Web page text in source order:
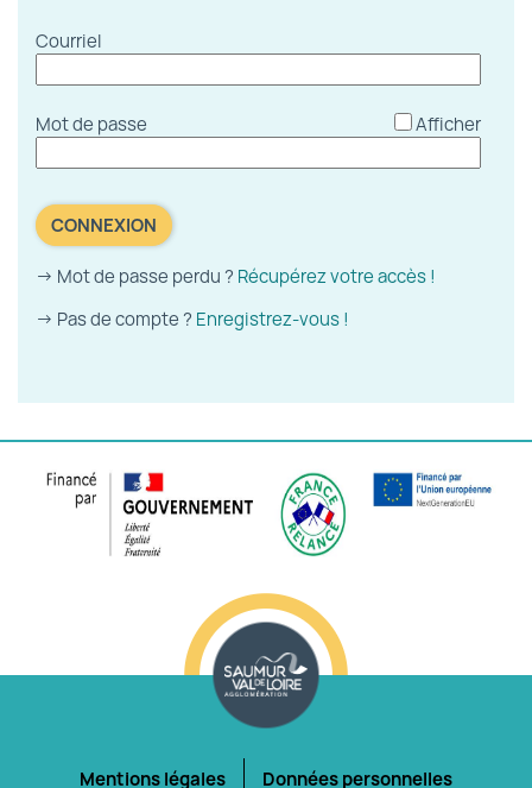
Courriel
Mot de passe Afficher
CONNEXION
→ Mot de passe perdu ? Récupérez votre accès !
→ Pas de compte ? Enregistrez-vous !
Mentions légales Données personnelles